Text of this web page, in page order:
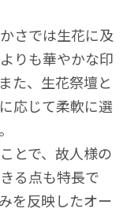
さでは生花に及
りも華やかな印
た、生花祭壇と
応じて柔軟に選
とで、故人様の
る点も特長で
を反映したオー